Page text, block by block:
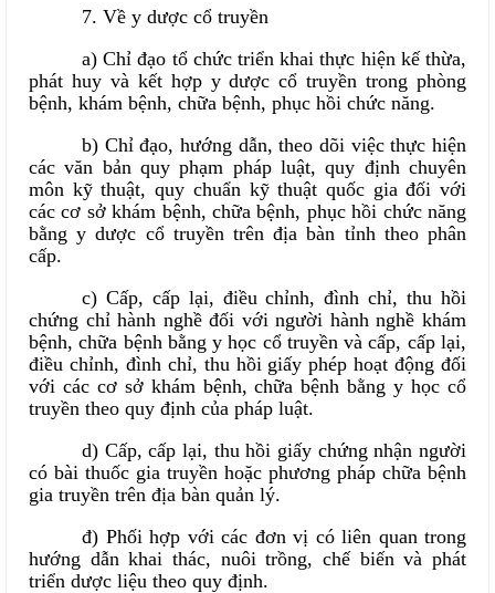
7. Về y dược cổ truyền
a) Chỉ đạo tổ chức triển khai thực hiện kế thừa,
phát huy và kết hợp y dược cổ truyền trong phòng
bệnh, khám bệnh, chữa bệnh, phục hồi chức năng.
b) Chỉ đạo, hướng dẫn, theo dõi việc thực hiện
các văn bản quy phạm pháp luật, quy định chuyên
môn kỹ thuật, quy chuẩn kỹ thuật quốc gia đối với
các cơ sở khám bệnh, chữa bệnh, phục hồi chức năng
bằng y dược cổ truyền trên địa bàn tỉnh theo phân
cấp.
c) Cấp, cấp lại, điều chỉnh, đình chỉ, thu hồi
chứng chỉ hành nghề đối với người hành nghề khám
bệnh, chữa bệnh bằng y học cổ truyền và cấp, cấp lại,
điều chỉnh, đình chỉ, thu hồi giấy phép hoạt động đối
với các cơ sở khám bệnh, chữa bệnh bằng y học cổ
truyền theo quy định của pháp luật.
d) Cấp, cấp lại, thu hồi giấy chứng nhận người
có bài thuốc gia truyền hoặc phương pháp chữa bệnh
gia truyền trên địa bàn quản lý.
đ) Phối hợp với các đơn vị có liên quan trong
hướng dẫn khai thác, nuôi trồng, chế biến và phát
triển dược liệu theo quy định.